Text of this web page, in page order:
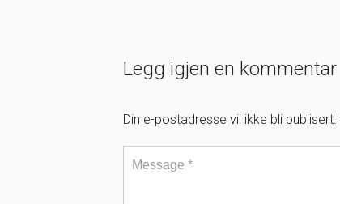
Legg igjen en kommentar
Din e-postadresse vil ikke bli publisert.